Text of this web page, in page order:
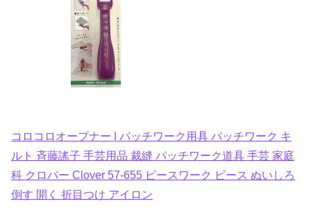
コロコロオープナー | パッチワーク用具 パッチワーク キ
ルト 斉藤謠子 手芸用品 裁縫 パッチワーク道具 手芸 家庭
科 クロバー Clover 57-655 ピースワーク ピース ぬいしろ
倒す 開く 折目つけ アイロン